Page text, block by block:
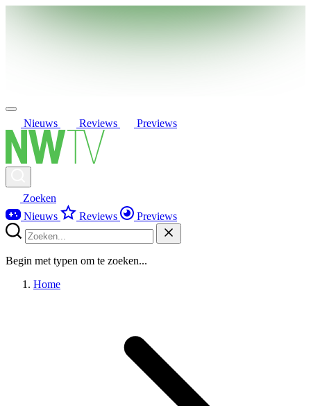
Nieuws Reviews Previews
Zoeken
Nieuws
Reviews Previews
Begin met typen om te zoeken...
Home